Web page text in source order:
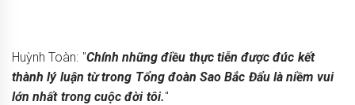
Huỳnh Toàn: "Chính những điều thực tiễn được đúc kết
thành lý luận từ trong Tổng đoàn Sao Bắc Đẩu là niềm vui
lớn nhất trong cuộc đời tôi."